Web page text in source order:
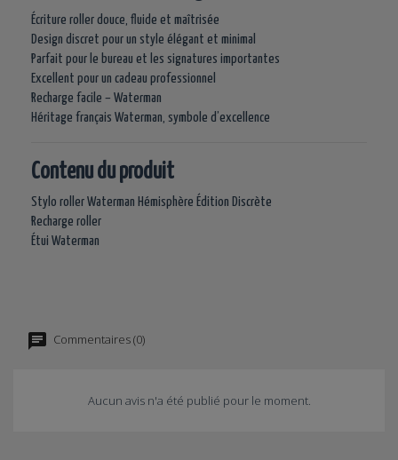
Écriture roller douce, fluide et maîtrisée
Design discret pour un style élégant et minimal
Parfait pour le bureau et les signatures importantes
Excellent pour un cadeau professionnel
Recharge facile – Waterman
Héritage français Waterman, symbole d’excellence
Contenu du produit
Stylo roller Waterman Hémisphère Édition Discrète
Recharge roller
Étui Waterman
Commentaires (0)
Aucun avis n'a été publié pour le moment.